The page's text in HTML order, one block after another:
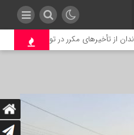
تأخیرهای مکرر در توزیع مرسولات پستی در